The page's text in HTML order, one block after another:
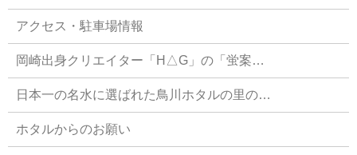
アクセス・駐車場情報
岡崎出身クリエイター「H△G」の「蛍案…
日本一の名水に選ばれた鳥川ホタルの里の…
ホタルからのお願い